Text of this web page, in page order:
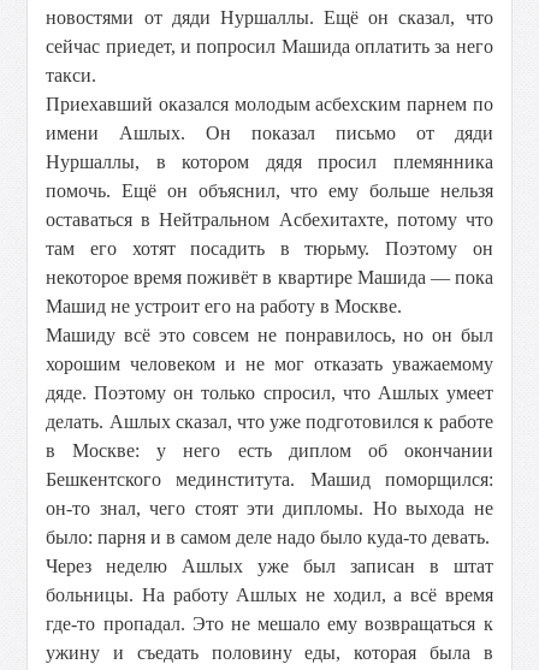
новостями от дяди Нуршаллы. Ещё он сказал, что
сейчас приедет, и попросил Машида оплатить за него
такси.
Приехавший оказался молодым асбехским парнем по
имени Ашлых. Он показал письмо от дяди
Нуршаллы, в котором дядя просил племянника
помочь. Ещё он объяснил, что ему больше нельзя
оставаться в Нейтральном Асбехитахте, потому что
там его хотят посадить в тюрьму. Поэтому он
некоторое время поживёт в квартире Машида — пока
Машид не устроит его на работу в Москве.
Машиду всё это совсем не понравилось, но он был
хорошим человеком и не мог отказать уважаемому
дяде. Поэтому он только спросил, что Ашлых умеет
делать. Ашлых сказал, что уже подготовился к работе
в Москве: у него есть диплом об окончании
Бешкентского мединститута. Машид поморщился:
он-то знал, чего стоят эти дипломы. Но выхода не
было: парня и в самом деле надо было куда-то девать.
Через неделю Ашлых уже был записан в штат
больницы. На работу Ашлых не ходил, а всё время
где-то пропадал. Это не мешало ему возвращаться к
ужину и съедать половину еды, которая была в